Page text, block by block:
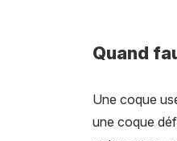
Quand
Une coque
une coque